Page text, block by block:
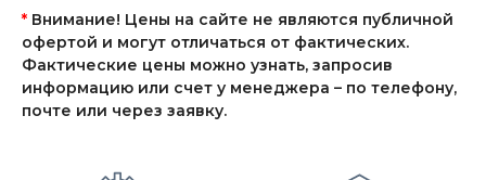
* Внимание! Цены на сайте не являются публичной
офертой и могут отличаться от фактических.
Фактические цены можно узнать, запросив
информацию или счет у менеджера – по телефону,
почте или через заявку.